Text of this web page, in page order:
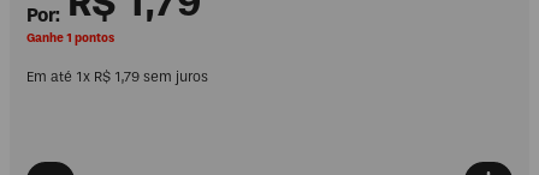
Ganhe 1 pontos
Em até 1x R$ 1,79 sem juros